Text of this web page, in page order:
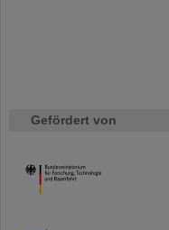
Gefördert von
HMWK